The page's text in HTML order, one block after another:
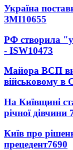
Україна
ЗМІ10655
РФ створила
- ISW10473
Майора ВСП
військовому в
На Київщині
річної дівчини
Київ про
прецедент7690